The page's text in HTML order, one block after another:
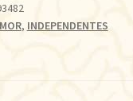
, INDEPENDENTES